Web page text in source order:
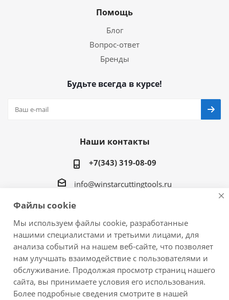
Помощь
Блог
Вопрос-ответ
Бренды
Будьте всегда в курсе!
Наши контакты
+7(343) 319-08-09
info@winstarcuttingtools.ru
г.Екатеринбург ул. Фурманова 109, офис 604
2026 © Winstar Cutting Technologies Corp. - интернет-
магазин металлорежущего инструмента
Файлы cookie
Мы используем файлы cookie, разработанные
нашими специалистами и третьими лицами, для
анализа событий на нашем веб-сайте, что позволяет
нам улучшать взаимодействие с пользователями и
обслуживание. Продолжая просмотр страниц нашего
сайта, вы принимаете условия его использования.
Более подробные сведения смотрите в нашей